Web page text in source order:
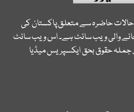
حالات حاضرہ سے متعلق پاکستان کی
والی ویب سائٹ ہے۔ اس ویب سائٹ
جملہ حقوق بحق ایکسپریس میڈیا